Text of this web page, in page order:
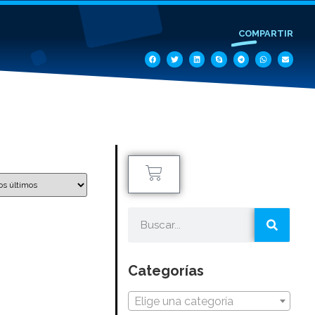
COMPARTIR
Categorías
Elige una categoría